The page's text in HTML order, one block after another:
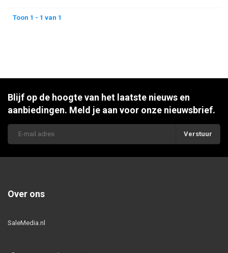
Toon 1 - 1 van 1
Blijf op de hoogte van het laatste nieuws en
aanbiedingen. Meld je aan voor onze nieuwsbrief.
Verstuur
Over ons
SaleMedia.nl